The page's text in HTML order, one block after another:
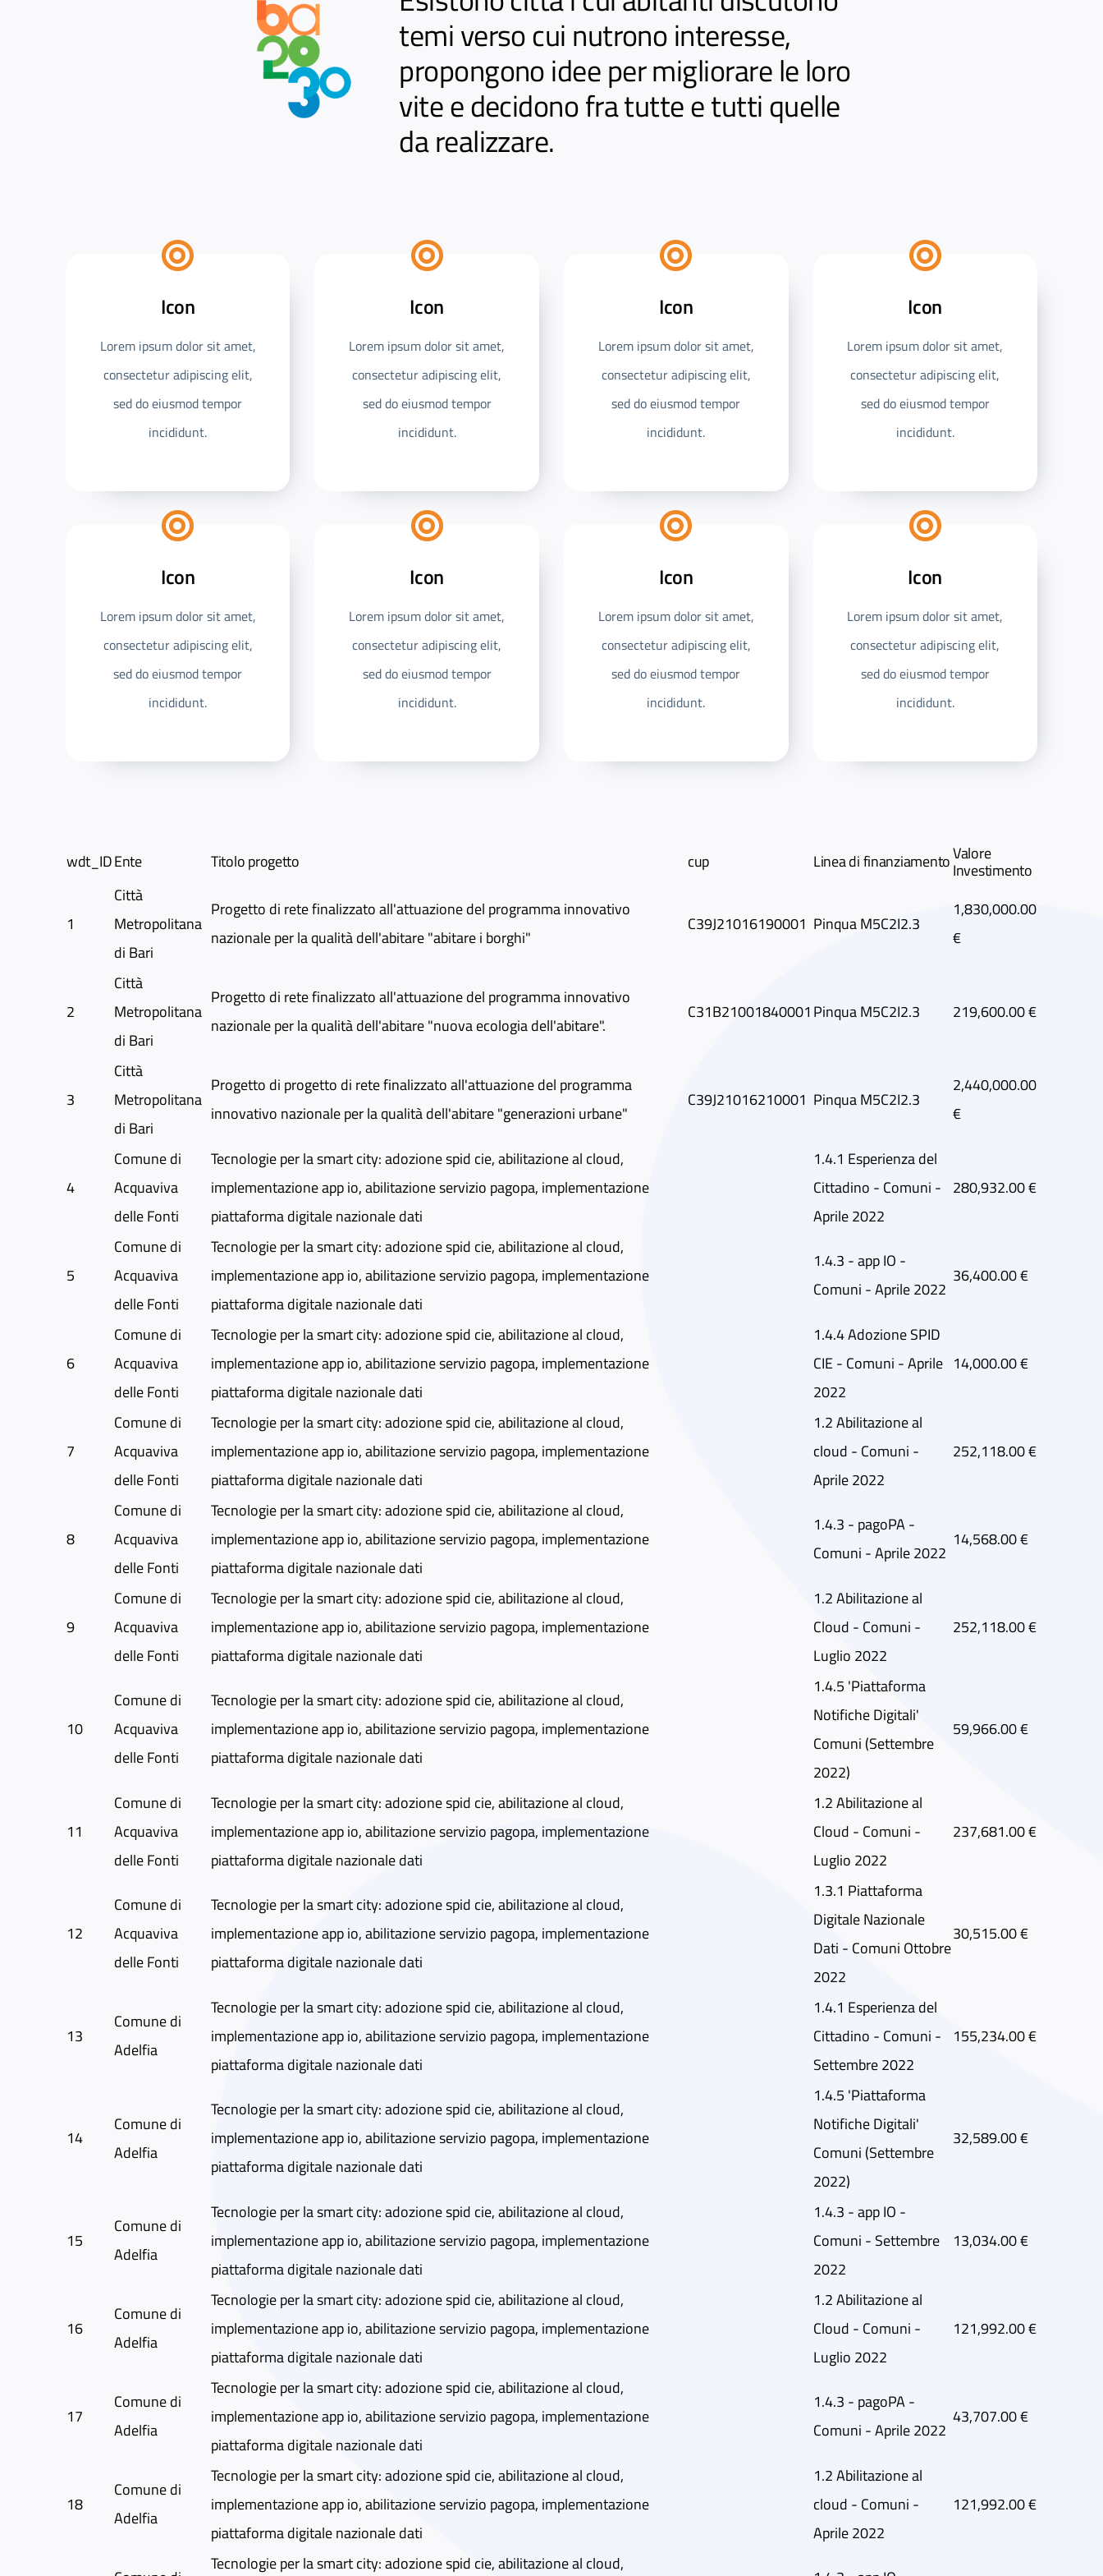
temi verso cui nutrono interesse,
propongono idee per migliorare le loro
vite e decidono fra tutte e tutti quelle
da realizzare.
Icon
Lorem ipsum dolor sit amet,
consectetur adipiscing elit,
sed do eiusmod tempor
incididunt.
Icon
Lorem ipsum dolor sit amet,
consectetur adipiscing elit,
sed do eiusmod tempor
incididunt.
Icon
Lorem ipsum dolor sit amet,
consectetur adipiscing elit,
sed do eiusmod tempor
incididunt.
Icon
Lorem ipsum dolor sit amet,
consectetur adipiscing elit,
sed do eiusmod tempor
incididunt.
Icon
Lorem ipsum dolor sit amet,
consectetur adipiscing elit,
sed do eiusmod tempor
incididunt.
Icon
Lorem ipsum dolor sit amet,
consectetur adipiscing elit,
sed do eiusmod tempor
incididunt.
Icon
Lorem ipsum dolor sit amet,
consectetur adipiscing elit,
sed do eiusmod tempor
incididunt.
Icon
Lorem ipsum dolor sit amet,
consectetur adipiscing elit,
sed do eiusmod tempor
incididunt.
wdt_IDEnte Titolo progetto cup Linea di finanziamentoValore
Investimento
1
Città
Metropolitana
di Bari
Progetto di rete finalizzato all'attuazione del programma innovativo
nazionale per la qualità dell'abitare "abitare i borghi"
C39J21016190001 Pinqua M5C2I2.3
1,830,000.00
€
2
Città
Metropolitana
di Bari
Progetto di rete finalizzato all'attuazione del programma innovativo
nazionale per la qualità dell'abitare "nuova ecologia dell'abitare".
C31B21001840001 Pinqua M5C2I2.3 219,600.00 €
3
Città
Metropolitana
di Bari
Progetto di progetto di rete finalizzato all'attuazione del programma
innovativo nazionale per la qualità dell'abitare "generazioni urbane"
C39J21016210001 Pinqua M5C2I2.3
2,440,000.00
€
4
Comune di
Acquaviva
delle Fonti
Tecnologie per la smart city: adozione spid cie, abilitazione al cloud,
implementazione app io, abilitazione servizio pagopa, implementazione
piattaforma digitale nazionale dati
1.4.1 Esperienza del
Cittadino - Comuni -
Aprile 2022
280,932.00 €
5
Comune di
Acquaviva
delle Fonti
Tecnologie per la smart city: adozione spid cie, abilitazione al cloud,
implementazione app io, abilitazione servizio pagopa, implementazione
piattaforma digitale nazionale dati
1.4.3 - app IO -
Comuni - Aprile 2022
36,400.00 €
6
Comune di
Acquaviva
delle Fonti
Tecnologie per la smart city: adozione spid cie, abilitazione al cloud,
implementazione app io, abilitazione servizio pagopa, implementazione
piattaforma digitale nazionale dati
1.4.4 Adozione SPID
CIE - Comuni - Aprile
2022
14,000.00 €
7
Comune di
Acquaviva
delle Fonti
Tecnologie per la smart city: adozione spid cie, abilitazione al cloud,
implementazione app io, abilitazione servizio pagopa, implementazione
piattaforma digitale nazionale dati
1.2 Abilitazione al
cloud - Comuni -
Aprile 2022
252,118.00 €
8
Comune di
Acquaviva
delle Fonti
Tecnologie per la smart city: adozione spid cie, abilitazione al cloud,
implementazione app io, abilitazione servizio pagopa, implementazione
piattaforma digitale nazionale dati
1.4.3 - pagoPA -
Comuni - Aprile 2022
14,568.00 €
9
Comune di
Acquaviva
delle Fonti
Tecnologie per la smart city: adozione spid cie, abilitazione al cloud,
implementazione app io, abilitazione servizio pagopa, implementazione
piattaforma digitale nazionale dati
1.2 Abilitazione al
Cloud - Comuni -
Luglio 2022
252,118.00 €
10
Comune di
Acquaviva
delle Fonti
Tecnologie per la smart city: adozione spid cie, abilitazione al cloud,
implementazione app io, abilitazione servizio pagopa, implementazione
piattaforma digitale nazionale dati
1.4.5 'Piattaforma
Notifiche Digitali'
Comuni (Settembre
2022)
59,966.00 €
11
Comune di
Acquaviva
delle Fonti
Tecnologie per la smart city: adozione spid cie, abilitazione al cloud,
implementazione app io, abilitazione servizio pagopa, implementazione
piattaforma digitale nazionale dati
1.2 Abilitazione al
Cloud - Comuni -
Luglio 2022
237,681.00 €
12
Comune di
Acquaviva
delle Fonti
Tecnologie per la smart city: adozione spid cie, abilitazione al cloud,
implementazione app io, abilitazione servizio pagopa, implementazione
piattaforma digitale nazionale dati
1.3.1 Piattaforma
Digitale Nazionale
Dati - Comuni Ottobre
2022
30,515.00 €
13
Comune di
Adelfia
Tecnologie per la smart city: adozione spid cie, abilitazione al cloud,
implementazione app io, abilitazione servizio pagopa, implementazione
piattaforma digitale nazionale dati
1.4.1 Esperienza del
Cittadino - Comuni -
Settembre 2022
155,234.00 €
14
Comune di
Adelfia
Tecnologie per la smart city: adozione spid cie, abilitazione al cloud,
implementazione app io, abilitazione servizio pagopa, implementazione
piattaforma digitale nazionale dati
1.4.5 'Piattaforma
Notifiche Digitali'
Comuni (Settembre
2022)
32,589.00 €
15
Comune di
Adelfia
Tecnologie per la smart city: adozione spid cie, abilitazione al cloud,
implementazione app io, abilitazione servizio pagopa, implementazione
piattaforma digitale nazionale dati
1.4.3 - app IO -
Comuni - Settembre
2022
13,034.00 €
16
Comune di
Adelfia
Tecnologie per la smart city: adozione spid cie, abilitazione al cloud,
implementazione app io, abilitazione servizio pagopa, implementazione
piattaforma digitale nazionale dati
1.2 Abilitazione al
Cloud - Comuni -
Luglio 2022
121,992.00 €
17
Comune di
Adelfia
Tecnologie per la smart city: adozione spid cie, abilitazione al cloud,
implementazione app io, abilitazione servizio pagopa, implementazione
piattaforma digitale nazionale dati
1.4.3 - pagoPA -
Comuni - Aprile 2022
43,707.00 €
18
Comune di
Adelfia
Tecnologie per la smart city: adozione spid cie, abilitazione al cloud,
implementazione app io, abilitazione servizio pagopa, implementazione
piattaforma digitale nazionale dati
1.2 Abilitazione al
cloud - Comuni -
Aprile 2022
121,992.00 €
Tecnologie per la smart city: adozione spid cie, abilitazione al cloud,